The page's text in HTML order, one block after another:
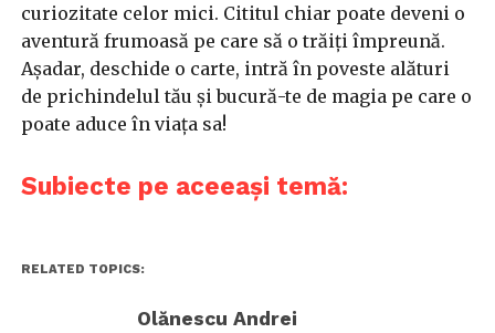
curiozitate celor mici. Cititul chiar poate deveni o
aventură frumoasă pe care să o trăiți împreună.
Așadar, deschide o carte, intră în poveste alături
de prichindelul tău și bucură-te de magia pe care o
poate aduce în viața sa!
Subiecte pe aceeași temă:
RELATED TOPICS:
Olănescu Andrei